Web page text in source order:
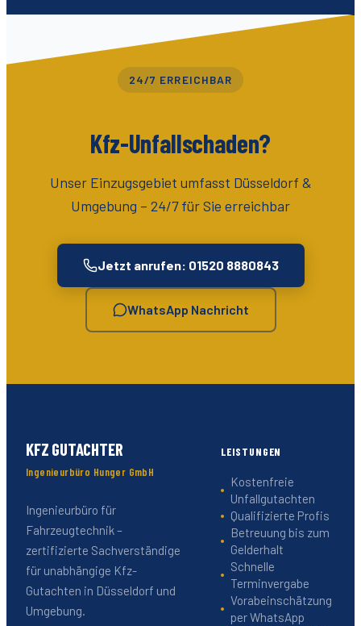
24/7 ERREICHBAR
Kfz-Unfallschaden?
Unser Einzugsgebiet umfasst Düsseldorf &
Umgebung – 24/7 für Sie erreichbar
Jetzt anrufen: 01520 8880843
WhatsApp Nachricht
KFZ GUTACHTER
Ingenieurbüro Hunger GmbH
Ingenieurbüro für
Fahrzeugtechnik –
zertifizierte Sachverständige
für unabhängige Kfz-
Gutachten in Düsseldorf und
Umgebung.
LEISTUNGEN
Kostenfreie
Unfallgutachten
Qualifizierte Profis
Betreuung bis zum
Gelderhalt
Schnelle
Terminvergabe
Vorabeinschätzung
per WhatsApp